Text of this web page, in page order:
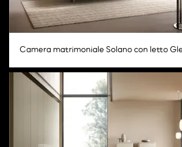
Camera matrimoniale Solano con letto